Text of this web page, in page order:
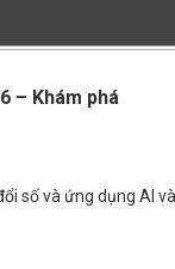
– Khám phá
số và ứng dụng AI